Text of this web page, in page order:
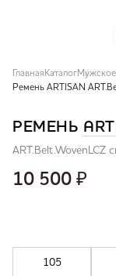
Главная КаталогМужское
Ремень ARTISAN
РЕМЕНЬ
ART.Belt.WovenLCZ
10 500 ₽
105